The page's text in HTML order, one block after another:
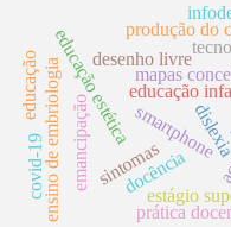
desenho livre
educação
educação estéticasmartphone
ensino de embriologia mapas
estágio
docência
prática
emancipação
produção do
educação
sintomas
covid-19